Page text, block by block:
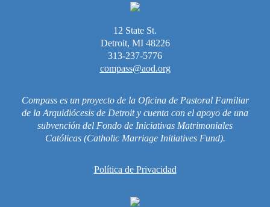
12 State St.
Detroit, MI 48226
313-237-5776
compass@aod.org
Compass es un proyecto de la Oficina de Pastoral Familiar
de la Arquidiócesis de Detroit y cuenta con el apoyo de una
subvención del Fondo de Iniciativas Matrimoniales
Católicas (Catholic Marriage Initiatives Fund).
Política de Privacidad